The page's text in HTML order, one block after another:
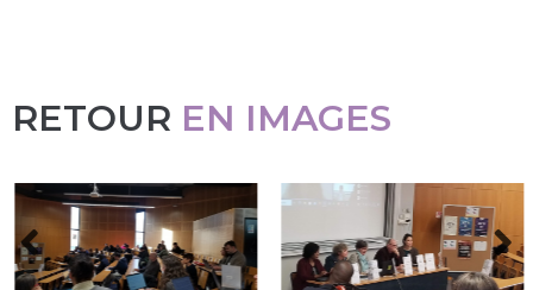
RETOUR EN IMAGES